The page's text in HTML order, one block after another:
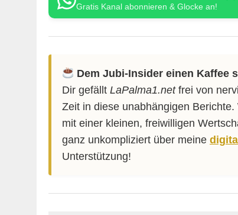
Gratis Kanal abonnieren & Glocke an!
Dem Jubi-Insider einen Kaffee
Dir gefällt LaPalma1.netfrei von
Zeit in diese unabhängigen
mit einer kleinen, freiwilligen
ganz unkompliziert über meine
Unterstützung!